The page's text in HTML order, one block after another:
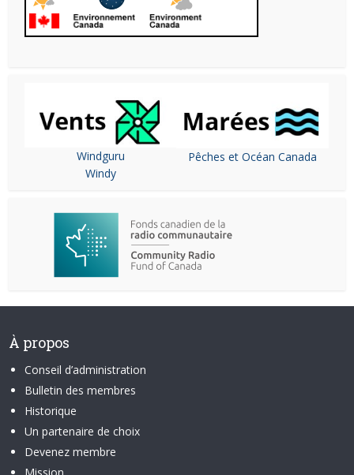
Windguru
Windy
Pêches et Océan Canada
À propos
Conseil d’administration
Bulletin des membres
Historique
Un partenaire de choix
Devenez membre